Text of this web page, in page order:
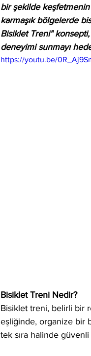
bir şekilde
karmaşık bölgelerde
Bisiklet Treni"
deneyimi sunmayı
https://youtu.be/
Bisiklet Treni Nedir?
Bisiklet treni, belirli bir
eşliğinde, organize bir
tek sıra halinde